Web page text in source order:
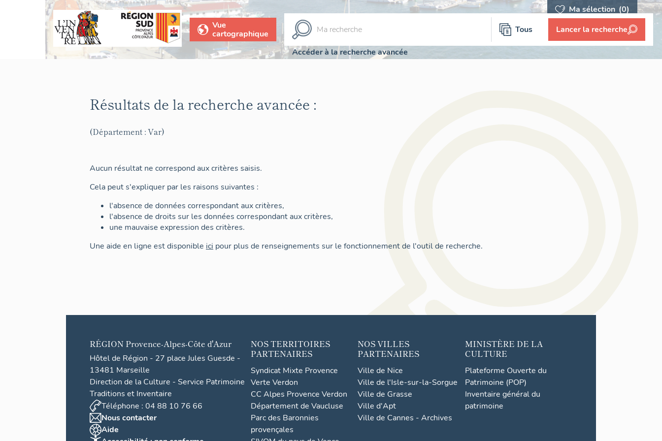
Ma sélection (0)
Vue
cartographique
Tous Lancer la recherche
Accéder à la recherche avancée
Résultats de la recherche avancée :
(Département : Var)
Aucun résultat ne correspond aux critères saisis.
Cela peut s'expliquer par les raisons suivantes :
l'absence de données correspondant aux critères,
l'absence de droits sur les données correspondant aux critères,
une mauvaise expression des critères.
Une aide en ligne est disponible ici pour plus de renseignements sur le fonctionnement de l'outil de recherche.
RÉGION Provence-Alpes-Côte d'Azur
Hôtel de Région - 27 place Jules Guesde -
13481 Marseille
Direction de la Culture - Service Patrimoine
Traditions et Inventaire
Téléphone : 04 88 10 76 66
Nous contacter
Aide
NOS TERRITOIRES
PARTENAIRES
Syndicat Mixte Provence
Verte Verdon
CC Alpes Provence Verdon
Département de Vaucluse
Parc des Baronnies
provençales
NOS VILLES
PARTENAIRES
Ville de Nice
Ville de l'Isle-sur-la-Sorgue
Ville de Grasse
Ville d'Apt
Ville de Cannes - Archives
MINISTÈRE DE LA
CULTURE
Plateforme Ouverte du
Patrimoine (POP)
Inventaire général du
patrimoine